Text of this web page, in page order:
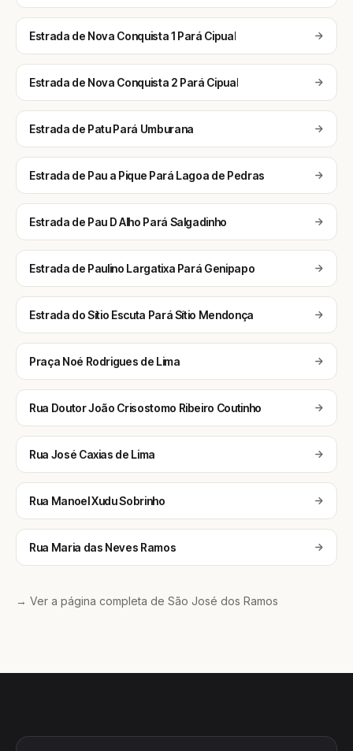
Estrada de Nova Conquista 1 Pará Cipual
Estrada de Nova Conquista 2 Pará Cipual
Estrada de Patu Pará Umburana
Estrada de Pau a Pique Pará Lagoa de Pedras
Estrada de Pau D Alho Pará Salgadinho
Estrada de Paulino Largatixa Pará Genipapo
Estrada do Sítio Escuta Pará Sítio Mendonça
Praça Noé Rodrigues de Lima
Rua Doutor João Crisostomo Ribeiro Coutinho
Rua José Caxias de Lima
Rua Manoel Xudu Sobrinho
Rua Maria das Neves Ramos
→ Ver a página completa de São José dos Ramos